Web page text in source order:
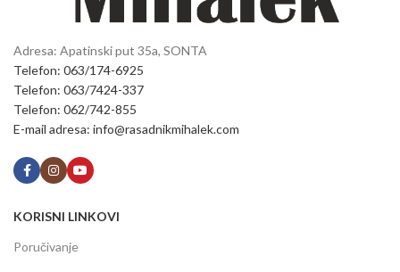
Adresa: Apatinski put 35a, SONTA
Telefon: 063/174-6925
Telefon: 063/7424-337
Telefon: 062/742-855
E-mail adresa: info@rasadnikmihalek.com
KORISNI LINKOVI
Poručivanje